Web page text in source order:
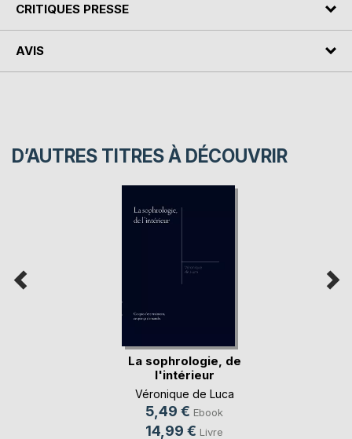
CRITIQUES PRESSE
AVIS
D’AUTRES TITRES À DÉCOUVRIR
La sophrologie, de
l'intérieur
Véronique de Luca
5,49 € Ebook
14,99 € Livre